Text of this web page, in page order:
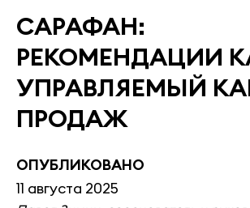
САРАФАН:
РЕКОМЕНДАЦИИ
УПРАВЛЯЕМЫЙ
ПРОДАЖ
ОПУБЛИКОВАНО
11 августа 2025